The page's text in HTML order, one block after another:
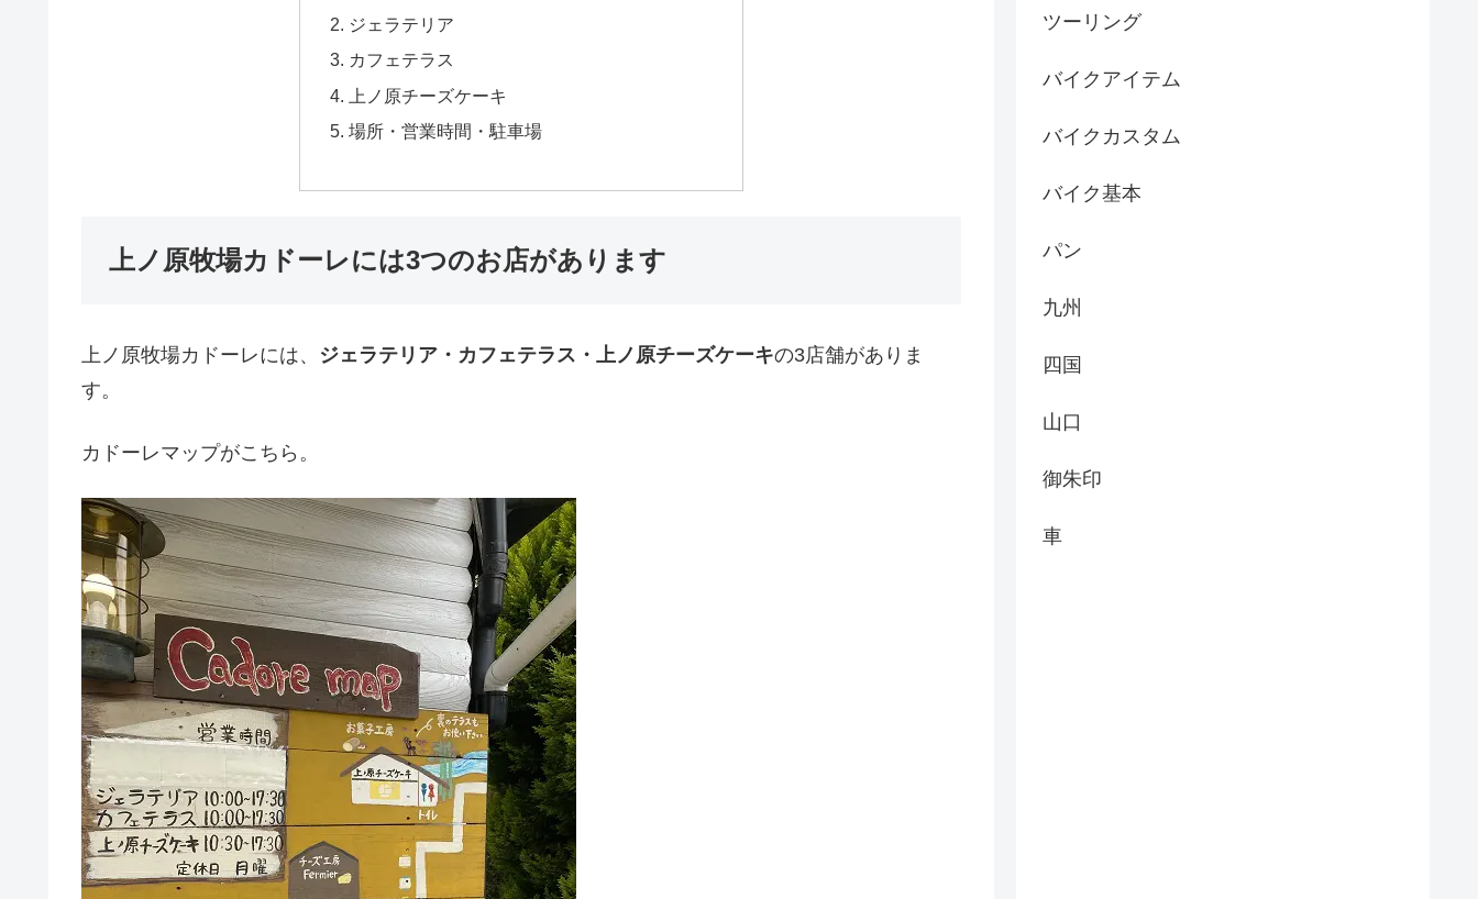
ジェラテリア
カフェテラス
上ノ原チーズケーキ
場所・営業時間・駐車場
上ノ原牧場カドーレには3つのお店があります
上ノ原牧場カドーレには、 ジェラテリア・カフェテラス・上ノ原チーズケーキの3店舗がありま
す。
カドーレマップがこちら。
ツーリング
バイクアイテム
バイクカスタム
バイク基本
パン
九州
四国
山口
御朱印
車